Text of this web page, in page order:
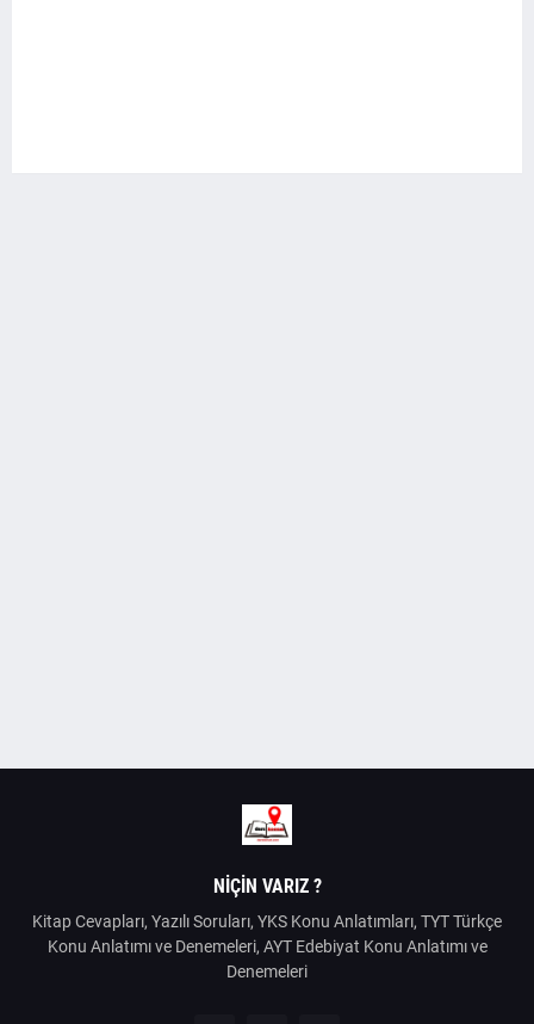
NIÇIN VARIZ ?
Kitap Cevapları, Yazılı Soruları, YKS Konu Anlatımları, TYT Türkçe
Konu Anlatımı ve Denemeleri, AYT Edebiyat Konu Anlatımı ve
Denemeleri